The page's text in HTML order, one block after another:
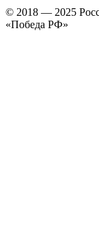
© 2018 — 2025
«Победа РФ»